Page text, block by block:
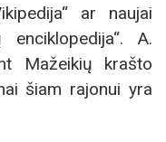
ar naujai
enciklopedija“. A.
Mažeikių krašto
šiam rajonui yra